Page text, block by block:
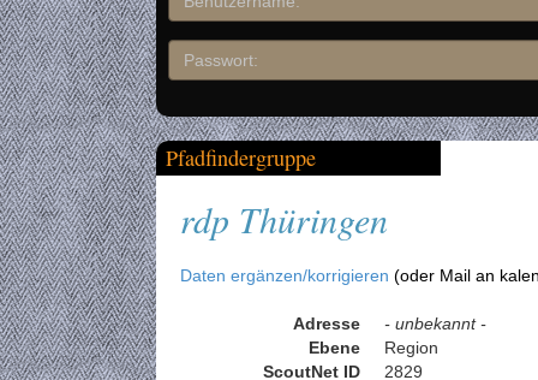
Pfadfindergruppe
rdp Thüringen
Daten ergänzen/korrigieren (oder Mail an
Adresse
- unbekannt -
Ebene
Region
ScoutNet ID
2829